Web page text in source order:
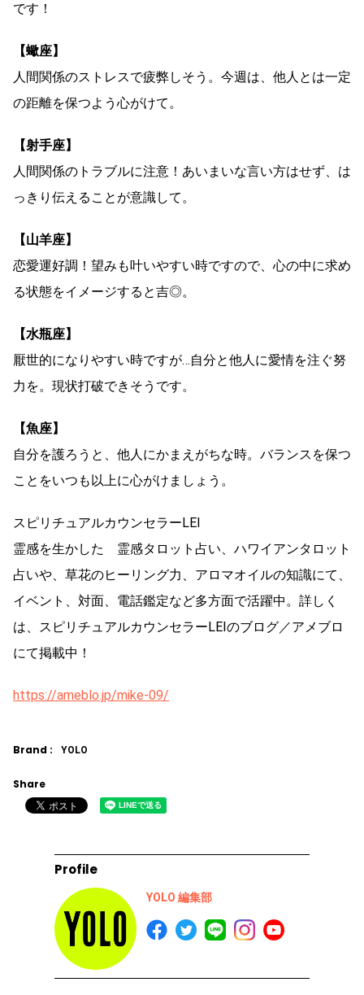
です！
【蠍座】
人間関係のストレスで疲弊しそう。今週は、他人とは一定
の距離を保つよう心がけて。
【射手座】
人間関係のトラブルに注意！あいまいな言い方はせず、は
っきり伝えることが意識して。
【山羊座】
恋愛運好調！望みも叶いやすい時ですので、心の中に求め
る状態をイメージすると吉◎。
【水瓶座】
厭世的になりやすい時ですが…自分と他人に愛情を注ぐ努
力を。現状打破できそうです。
【魚座】
自分を護ろうと、他人にかまえがちな時。バランスを保つ
ことをいつも以上に心がけましょう。
スピリチュアルカウンセラーLEI
霊感を生かした 霊感タロット占い、ハワイアンタロット
占いや、草花のヒーリング力、アロマオイルの知識にて、
イベント、対面、電話鑑定など多方面で活躍中。詳しく
は、スピリチュアルカウンセラーLEIのブログ／アメブロ
にて掲載中！
https://ameblo.jp/mike-09/
Brand : YOLO
Share
Profile
YOLO 編集部